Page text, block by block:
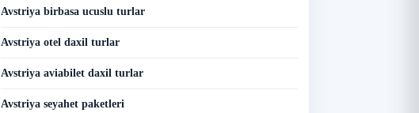
Avstriya birbasa ucuslu turlar
Avstriya otel daxil turlar
Avstriya aviabilet daxil turlar
Avstriya seyahet paketleri